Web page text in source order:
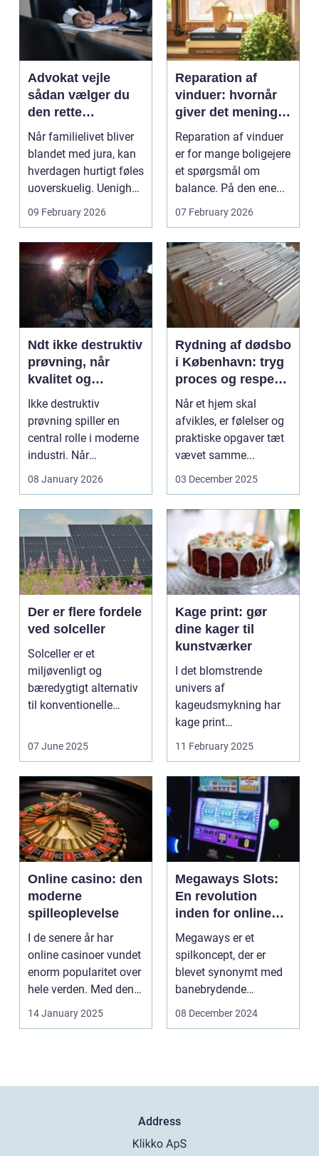
Advokat vejle
sådan vælger du
den rette
familieretsadvokat
Når familielivet bliver
blandet med jura, kan
hverdagen hurtigt føles
uoverskuelig. Uenighed
om børn...
09 February 2026
Reparation af
vinduer: hvornår
giver det mening,
og hvad skal du
vælge?
Reparation af vinduer
er for mange boligejere
et spørgsmål om
balance. På den ene...
07 February 2026
Ndt ikke destruktiv
prøvning, når
kvalitet og
sikkerhed er
afgørende
Ikke destruktiv
prøvning spiller en
central rolle i moderne
industri. Når
svejsninger,
trykbærende u...
08 January 2026
Rydning af dødsbo
i København: tryg
proces og respekt
for boet
Når et hjem skal
afvikles, er følelser og
praktiske opgaver tæt
vævet samme...
03 December 2025
Der er flere fordele
ved solceller
Solceller er et
miljøvenligt og
bæredygtigt alternativ
til konventionelle
07 June 2025
Kage print: gør
dine kager til
kunstværker
I det blomstrende
univers af
kageudsmykning har
kage print
revolutioneret måden,
11 February 2025
Online casino: den
moderne
spilleoplevelse
I de senere år har
online casinoer vundet
enorm popularitet over
hele verden. Med den
teknolog...
14 January 2025
Megaways Slots:
En revolution
inden for online
spilleautomater
Megaways er et
spilkoncept, der er
blevet synonymt med
banebrydende
innovation inden for
08 December 2024
Address